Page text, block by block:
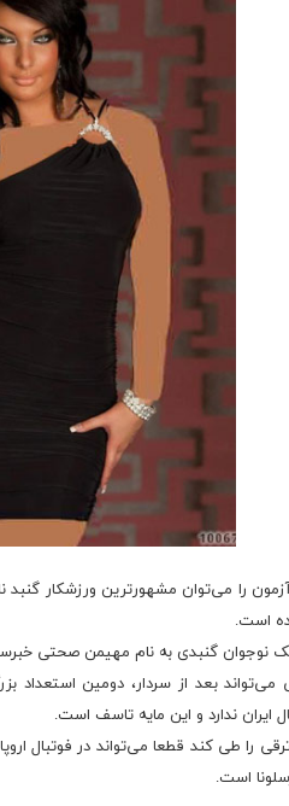
می‌توان مشهورترین ورزشکار گنبد نامید؛
است.
یک نوجوان گنبدی به نام مهیمن صحتی
بعد از سردار، دومین استعداد
ایران ندارد و این مایه تاسف است.
را طی کند قطعا می‌تواند در فوتبال